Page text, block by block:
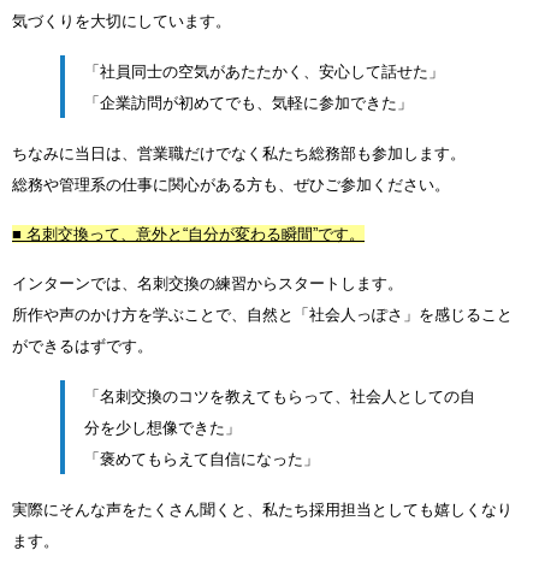
気づくりを大切にしています。
「社員同士の空気があたたかく、安心して話せた」
「企業訪問が初めてでも、気軽に参加できた」
ちなみに当日は、営業職だけでなく私たち総務部も参加します。
総務や管理系の仕事に関心がある方も、ぜひご参加ください。
■ 名刺交換って、意外と“自分が変わる瞬間”です。
インターンでは、名刺交換の練習からスタートします。
所作や声のかけ方を学ぶことで、自然と「社会人っぽさ」を感じること
ができるはずです。
「名刺交換のコツを教えてもらって、社会人としての自
分を少し想像できた」
「褒めてもらえて自信になった」
実際にそんな声をたくさん聞くと、私たち採用担当としても嬉しくなり
ます。